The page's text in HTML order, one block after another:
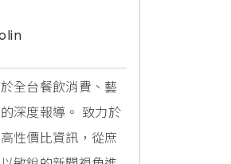
全台餐飲消費、藝
深度報導。 致力於
性價比資訊，從庶